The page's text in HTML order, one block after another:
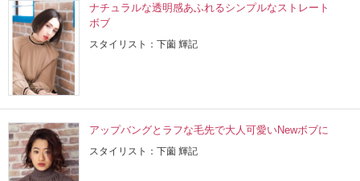
ナチュラルな透明感あふれるシンプルなストレート
ボブ
スタイリスト：下薗 輝記
アップバングとラフな毛先で大人可愛いNewボブに
スタイリスト：下薗 輝記